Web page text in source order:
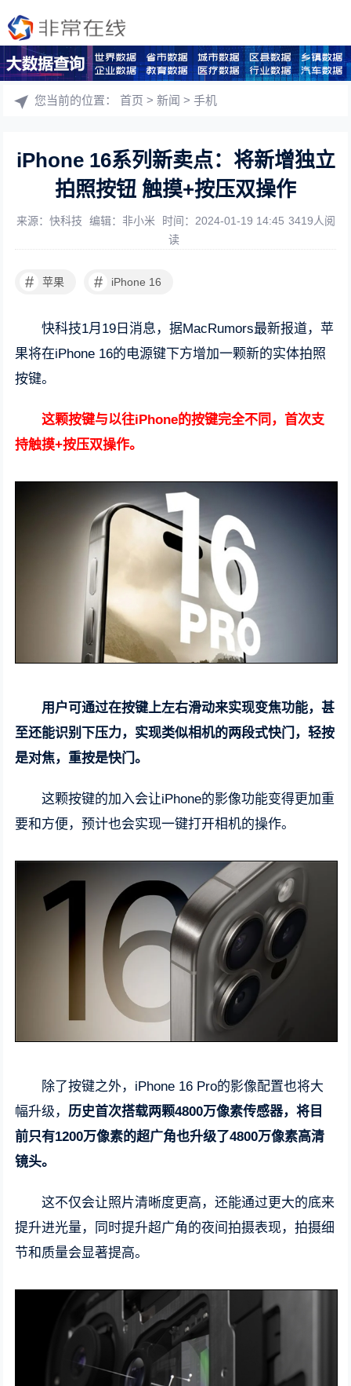
您当前的位置：首页 >新闻 >手机
iPhone 16系列新卖点：将新增独立
拍照按钮 触摸+按压双操作
来源：快科技 编辑：非小米 时间：2024-01-19 14:45 3419人阅
读
# 苹果 # iPhone 16
快科技1月19日消息，据MacRumors最新报道，苹
果将在iPhone 16的电源键下方增加一颗新的实体拍照
按键。
这颗按键与以往iPhone的按键完全不同，首次支
持触摸+按压双操作。
用户可通过在按键上左右滑动来实现变焦功能，甚
至还能识别下压力，实现类似相机的两段式快门，轻按
是对焦，重按是快门。
这颗按键的加入会让iPhone的影像功能变得更加重
要和方便，预计也会实现一键打开相机的操作。
除了按键之外，iPhone 16 Pro的影像配置也将大
幅升级，历史首次搭载两颗4800万像素传感器，将目
前只有1200万像素的超广角也升级了4800万像素高清
镜头。
这不仅会让照片清晰度更高，还能通过更大的底来
提升进光量，同时提升超广角的夜间拍摄表现，拍摄细
节和质量会显著提高。